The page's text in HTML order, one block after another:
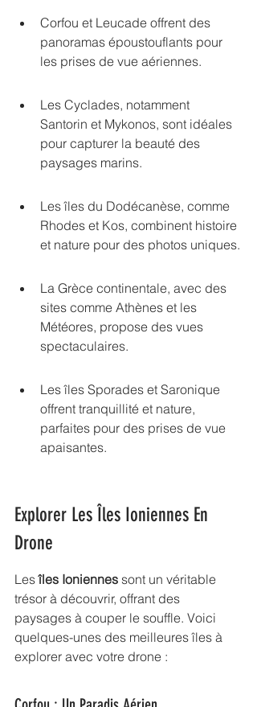
Corfou et Leucade offrent des
panoramas époustouflants pour
les prises de vue aériennes.
Les Cyclades, notamment
Santorin et Mykonos, sont idéales
pour capturer la beauté des
paysages marins.
Les îles du Dodécanèse, comme
Rhodes et Kos, combinent histoire
et nature pour des photos uniques.
La Grèce continentale, avec des
sites comme Athènes et les
Météores, propose des vues
spectaculaires.
Les îles Sporades et Saronique
offrent tranquillité et nature,
parfaites pour des prises de vue
apaisantes.
Explorer Les Îles Ioniennes En
Drone
Les îles Ioniennes sont un véritable
trésor à découvrir, offrant des
paysages à couper le souffle. Voici
quelques-unes des meilleures îles à
explorer avec votre drone :